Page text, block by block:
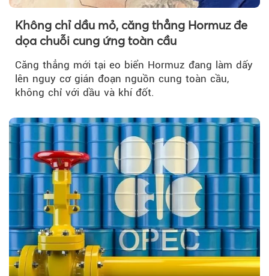
Không chỉ dầu mỏ, căng thẳng Hormuz đe
dọa chuỗi cung ứng toàn cầu
Căng thẳng mới tại eo biển Hormuz đang làm dấy
lên nguy cơ gián đoạn nguồn cung toàn cầu,
không chỉ với dầu và khí đốt.